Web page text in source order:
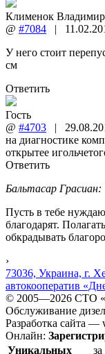
Клименок
@ #7084 |
У него стоит
см
Ответить
Гость
@ #4703 |
на диагностике
открытее
Ответить
Бальтасар Грасиан:
Пусть в тебе
благодарят.
обкрадывать
›
73036, Украина, г.
автокооператив
© 2005—2026 СТО
Обслуживание
Разработка сайта —
Онлайн:
Уникальных